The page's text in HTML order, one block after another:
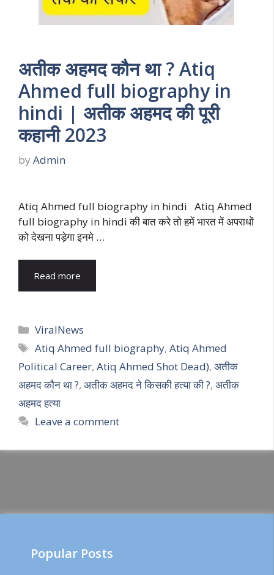
अतीक अहमद कौन था ? Atiq
Ahmed full biography in
hindi | अतीक अहमद की पूरी
कहानी 2023
by Admin
Atiq Ahmed full biography in hindi Atiq Ahmed
full biography in hindi की बात करे तो हमें भारत में अपराधों
को देखना पड़ेगा इनमे …
Read more
Categories
ViralNews
Tags
Atiq Ahmed full biography,Atiq Ahmed
Political Career, Atiq Ahmed Shot Dead), अतीक
अहमद कौन था ?, अतीक अहमद ने किसकी हत्या की ?, अतीक
अहमद हत्या
Leave a comment
Popular Posts